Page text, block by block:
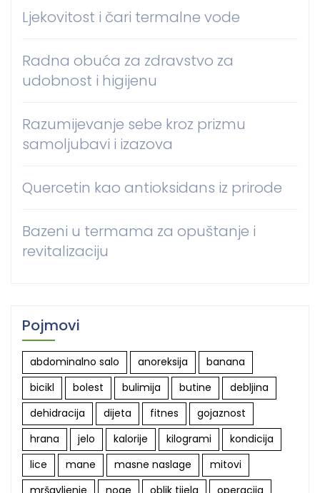
Ljekovitost i čari termalne vode
Radna obuća za zdravstvo za
udobnost i higijenu
Razumijevanje sebe kroz prizmu
samoljubavi i izazova
Quercetin kao antioksidans iz prirode
Bazeni u termama za opuštanje i
revitalizaciju
Pojmovi
abdominalno salo anoreksija
banana
bicikl
bolest bulimija butine
debljina
dehidracija
dijeta fitnes
gojaznost
hrana
jelo kalorije kilogrami
kondicija
lice
mane masne naslage
mitovi